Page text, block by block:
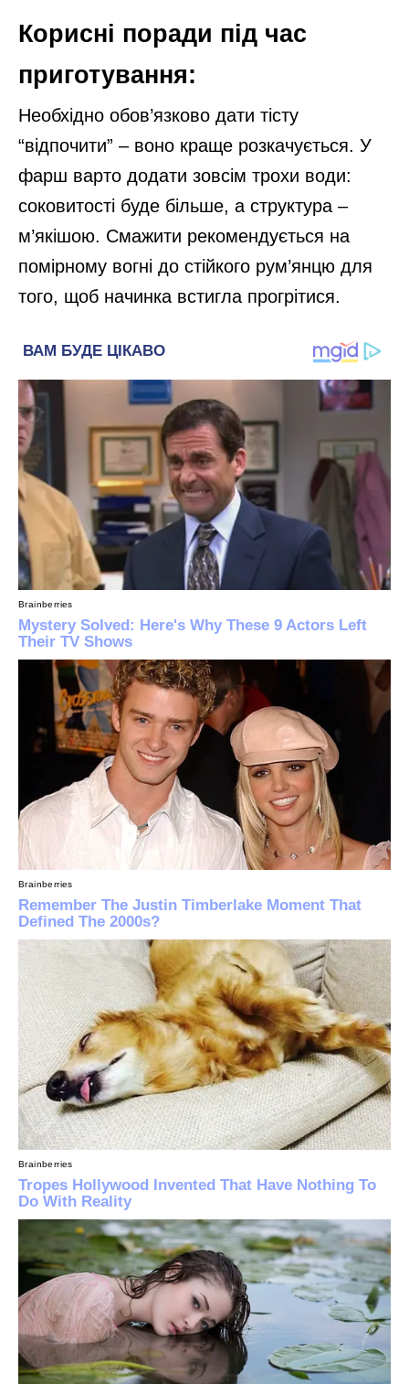
Корисні поради під час
приготування:
Необхідно обов’язково дати тісту
“відпочити” – воно краще розкачується. У
фарш варто додати зовсім трохи води:
соковитості буде більше, а структура –
м’якішою. Смажити рекомендується на
помірному вогні до стійкого рум’янцю для
того, щоб начинка встигла прогрітися.